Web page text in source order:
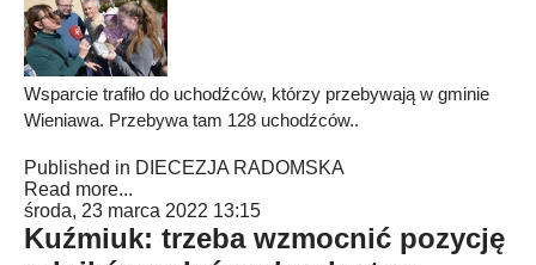
Wsparcie trafiło do uchodźców, którzy przebywają w gminie
Wieniawa. Przebywa tam 128 uchodźców..
Published in DIECEZJA RADOMSKA
Read more...
środa, 23 marca 2022 13:15
Kuźmiuk: trzeba wzmocnić pozycję